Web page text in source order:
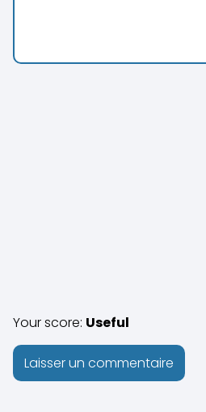
Your score: Useful